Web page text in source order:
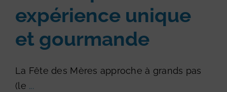
expérience unique
et gourmande
La Fête des Mères approche à grands pas
(le ...